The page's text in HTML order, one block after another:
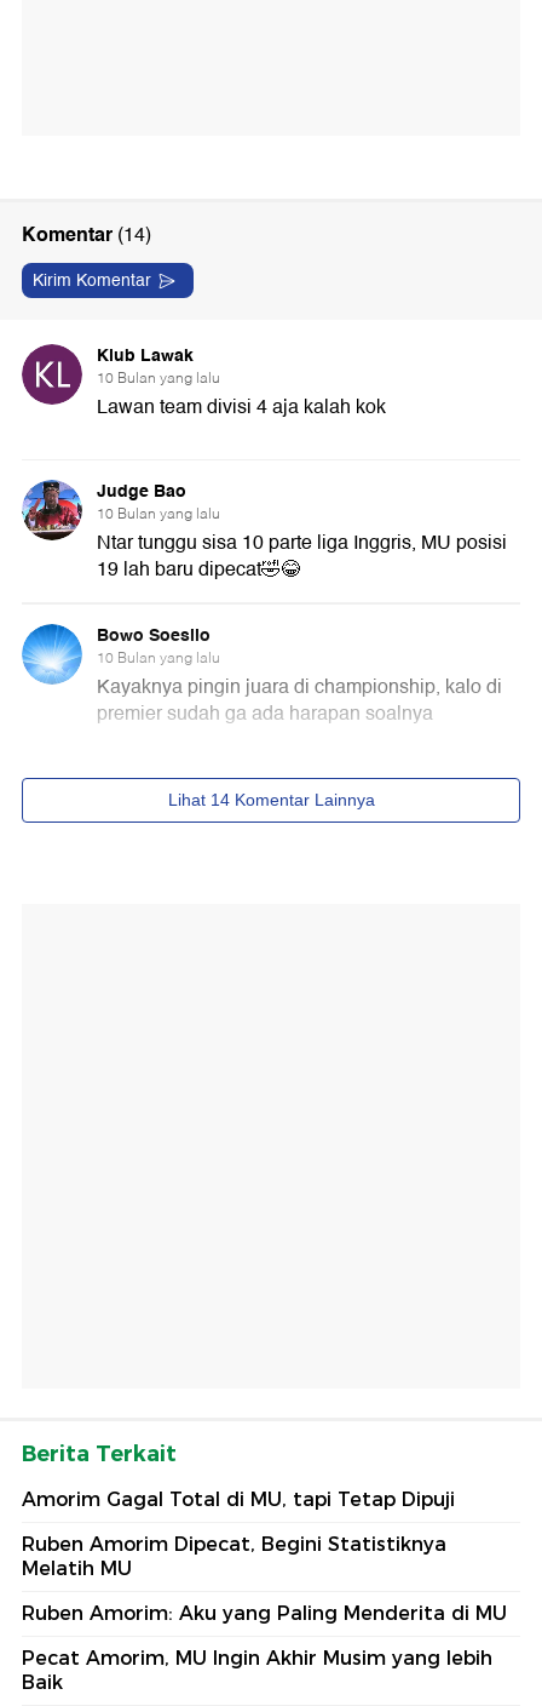
Berita Terkait
Amorim Gagal Total di MU, tapi Tetap Dipuji
Ruben Amorim Dipecat, Begini Statistiknya
Melatih MU
Ruben Amorim: Aku yang Paling Menderita di MU
Pecat Amorim, MU Ingin Akhir Musim yang lebih
Baik